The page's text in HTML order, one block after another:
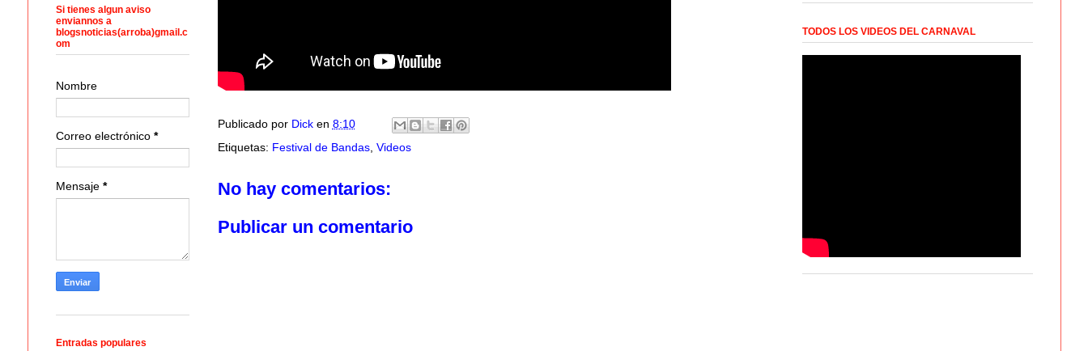
Publicado por Dick en 8:10
Etiquetas: Festival de Bandas, Videos
No hay comentarios:
Publicar un comentario
Si tienes algun aviso
enviannos a
blogsnoticias(arroba)gmail.c
om
Nombre
Correo electrónico *
Mensaje *
Entradas populares
TODOS LOS VIDEOS DEL CARNAVAL